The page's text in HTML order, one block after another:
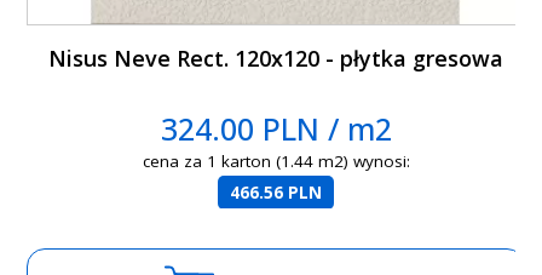
Nisus Neve Rect. 120x120 - płytka gresowa
324.00 PLN / m2
cena za 1 karton (1.44 m2) wynosi:
466.56 PLN